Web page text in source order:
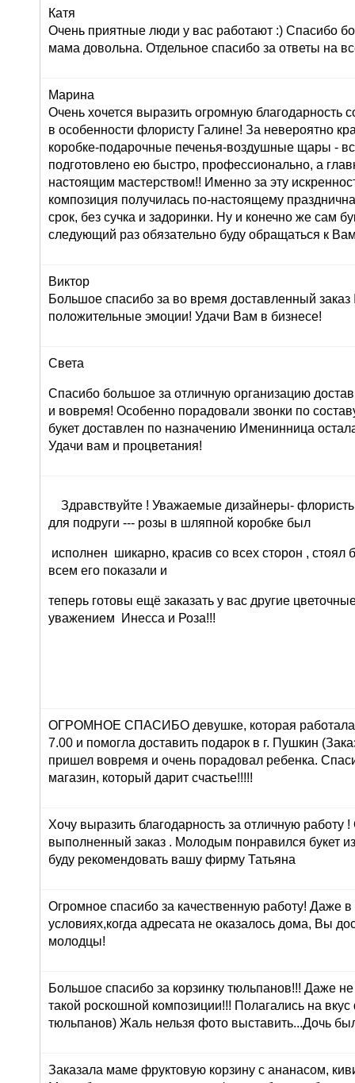
Катя
Очень приятные люди у вас работают :) Спасибо
мама довольна. Отдельное спасибо за ответы на
Марина
Очень хочется выразить огромную благодарность
в особенности флористу Галине! За невероятно
коробке-подарочные печенья-воздушные щары -
подготовлено ею быстро, профессионально, а
настоящим мастерством!! Именно за эту
композиция получилась по-настоящему
срок, без сучка и задоринки. Ну и конечно же сам
следующий раз обязательно буду обращаться к
Виктор
Большое спасибо за во время доставленный
положительные эмоции! Удачи Вам в бизнесе!
Света
Спасибо большое за отличную организацию
и вовремя! Особенно порадовали звонки по
букет доставлен по назначению Именинница
Удачи вам и процветания!
Здравствуйте ! Уважаемые дизайнеры-
для подруги --- розы в шляпной коробке был
исполнен шикарно, красив со всех сторон ,
всем его показали и
теперь готовы ещё заказать у вас другие
уважением Инесса и Роза!!!
ОГРОМНОЕ СПАСИБО девушке, которая работала
7.00 и помогла доставить подарок в г. Пушкин
пришел вовремя и очень порадовал ребенка.
магазин, который дарит счастье!!!!!
Хочу выразить благодарность за отличную работу
выполненный заказ . Молодым понравился букет
буду рекомендовать вашу фирму Татьяна
Огромное спасибо за качественную работу! Даже в
условиях,когда адресата не оказалось дома, Вы
молодцы!
Большое спасибо за корзинку тюльпанов!!! Даже
такой роскошной композиции!!! Полагались на
тюльпанов) Жаль нельзя фото выставить...Дочь
Заказала маме фруктовую корзину с ананасом,